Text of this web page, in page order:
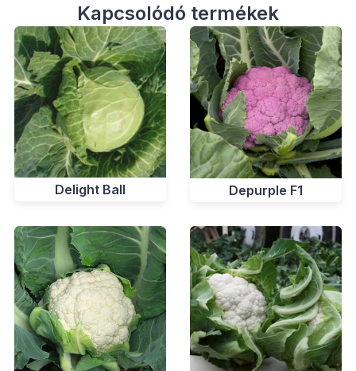
Kapcsolódó termékek
Delight Ball Depurple F1